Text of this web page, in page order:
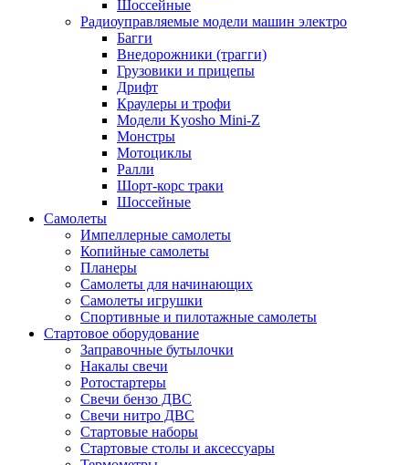
Шоссейные
Радиоуправляемые модели машин электро
Багги
Внедорожники (трагги)
Грузовики и прицепы
Дрифт
Краулеры и трофи
Модели Kyosho Mini-Z
Монстры
Мотоциклы
Ралли
Шорт-корс траки
Шоссейные
Самолеты
Импеллерные самолеты
Копийные самолеты
Планеры
Самолеты для начинающих
Самолеты игрушки
Спортивные и пилотажные самолеты
Стартовое оборудование
Заправочные бутылочки
Накалы свечи
Ротостартеры
Свечи бензо ДВС
Свечи нитро ДВС
Стартовые наборы
Стартовые столы и аксессуары